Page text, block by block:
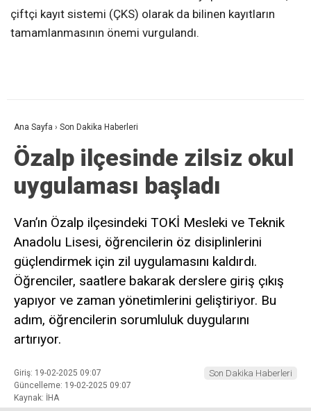
çiftçi kayıt sistemi (ÇKS) olarak da bilinen kayıtların
tamamlanmasının önemi vurgulandı.
Ana Sayfa › Son Dakika Haberleri
Özalp ilçesinde zilsiz okul
uygulaması başladı
Van’ın Özalp ilçesindeki TOKİ Mesleki ve Teknik
Anadolu Lisesi, öğrencilerin öz disiplinlerini
güçlendirmek için zil uygulamasını kaldırdı.
Öğrenciler, saatlere bakarak derslere giriş çıkış
yapıyor ve zaman yönetimlerini geliştiriyor. Bu
adım, öğrencilerin sorumluluk duygularını
artırıyor.
Giriş: 19-02-2025 09:07
Güncelleme: 19-02-2025 09:07
Kaynak: İHA
Son Dakika Haberleri